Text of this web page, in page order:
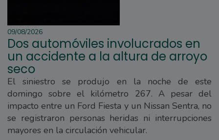
09/08/2026
Dos automóviles involucrados en
un accidente a la altura de arroyo
seco
El siniestro se produjo en la noche de este
domingo sobre el kilómetro 267. A pesar del
impacto entre un Ford Fiesta y un Nissan Sentra, no
se registraron personas heridas ni interrupciones
mayores en la circulación vehicular.